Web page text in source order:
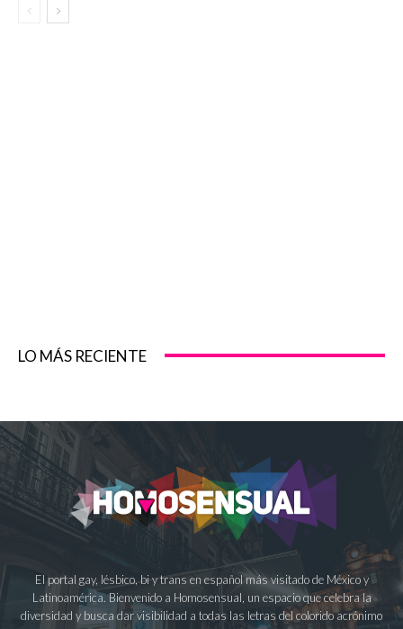
LO MÁS RECIENTE
El portal gay, lésbico, bi y trans en español más visitado de México y
Latinoamérica. Bienvenido a Homosensual, un espacio que celebra la
diversidad y busca dar visibilidad a todas las letras del colorido acrónimo